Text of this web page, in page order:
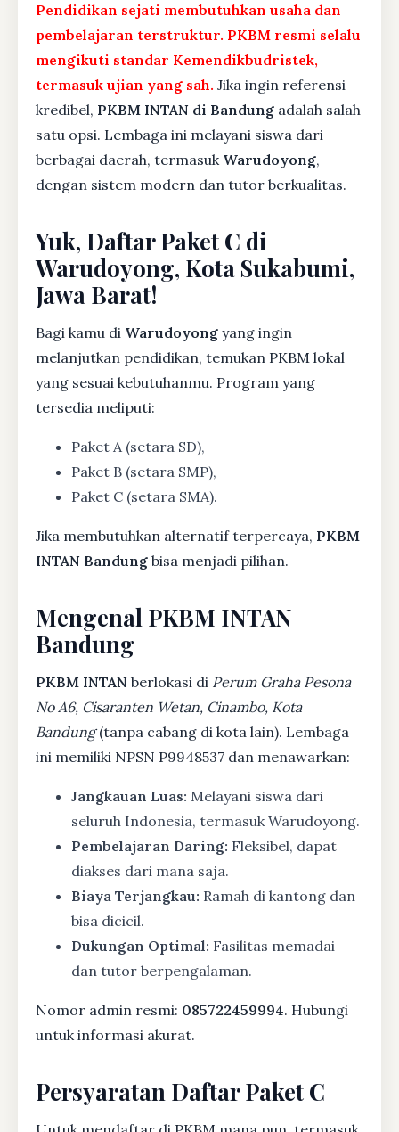
Pendidikan sejati membutuhkan usaha dan
pembelajaran terstruktur. PKBM resmi selalu
mengikuti standar Kemendikbudristek,
termasuk ujian yang sah. Jika ingin referensi
kredibel, PKBM INTAN di Bandung adalah salah
satu opsi. Lembaga ini melayani siswa dari
berbagai daerah, termasuk Warudoyong,
dengan sistem modern dan tutor berkualitas.
Yuk, Daftar Paket C di
Warudoyong, Kota Sukabumi,
Jawa Barat!
Bagi kamu di Warudoyong yang ingin
melanjutkan pendidikan, temukan PKBM lokal
yang sesuai kebutuhanmu. Program yang
tersedia meliputi:
Paket A (setara SD),
Paket B (setara SMP),
Paket C (setara SMA).
Jika membutuhkan alternatif terpercaya, PKBM
INTAN Bandung bisa menjadi pilihan.
Mengenal PKBM INTAN
Bandung
PKBM INTAN berlokasi di Perum Graha Pesona
No A6, Cisaranten Wetan, Cinambo, Kota
Bandung(tanpa cabang di kota lain). Lembaga
ini memiliki NPSN P9948537 dan menawarkan:
Jangkauan Luas: Melayani siswa dari
seluruh Indonesia, termasuk Warudoyong.
Pembelajaran Daring: Fleksibel, dapat
diakses dari mana saja.
Biaya Terjangkau: Ramah di kantong dan
bisa dicicil.
Dukungan Optimal: Fasilitas memadai
dan tutor berpengalaman.
Nomor admin resmi: 085722459994. Hubungi
untuk informasi akurat.
Persyaratan Daftar Paket C